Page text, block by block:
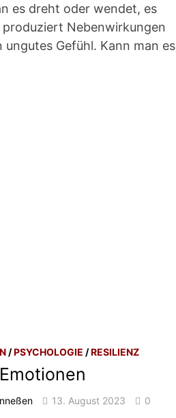
es dreht oder wendet, es
Nebenwirkungen
Gefühl. Kann man es
/PSYCHOLOGIE /RESILIENZ
13. August 2023 0